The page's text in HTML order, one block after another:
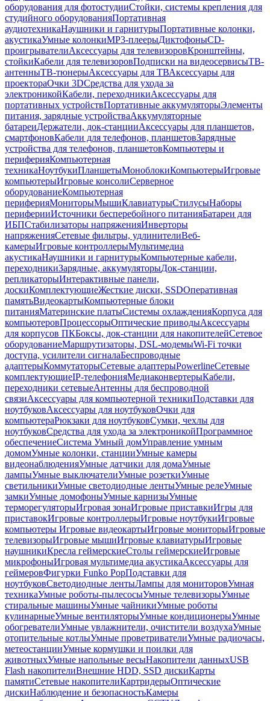
оборудования для фотостудииСтойки, системы крепления для
студийного оборудованияПортативная
аудиотехникаНаушники и гарнитурыПортативные колонки,
акустикаУмные колонкиMP3-плеерыДиктофоныCD-
проигрывателиАксессуары для телевизоровКронштейны,
стойкиКабели для телевизоровПодписки на видеосервисыТВ-
антенныТВ-тюнерыАксессуары для ТВАксессуары для
проектораОчки 3DСредства для ухода за
электроникойКабели, переходникиАксессуары для
портативных устройствПортативные аккумуляторыЭлементы
питания, зарядные устройстваАккумуляторные
батареиДержатели, док-станцииАксессуары для планшетов,
смартфоновКабели для телефонов, планшетовЗарядные
устройства для телефонов, планшетовКомпьютеры и
периферияКомпьютерная
техникаНоутбукиПланшетыМоноблокиКомпьютерыИгровые
компьютерыИгровые консолиСерверное
оборудованиеКомпьютерная
периферияМониторыМышиКлавиатурыСтилусыНаборы
периферииИсточники бесперебойного питанияБатареи для
ИБПСтабилизаторы напряженияИнверторы
напряженияСетевые фильтры, удлинителиВеб-
камерыИгровые контроллерыМультимедиа
акустикаНаушники и гарнитурыКомпьютерные кабели,
переходникиЗарядные, аккумуляторыДок-станции,
репликаторыИнтерактивные панели,
доскиКомплектующиеЖесткие диски, SSDОперативная
памятьВидеокартыКомпьютерные блоки
питанияМатеринские платыСистемы охлажденияКорпуса для
компьютеровПроцессорыОптические приводыАксессуары
для корпусов ПКБоксы, док-станции для накопителейСетевое
оборудованиеМаршрутизаторы, DSL-модемыWi-Fi точки
доступа, усилители сигналаБеспроводные
адаптерыКоммутаторыСетевые адаптерыPowerlineСетевые
комплектующиеIP-телефонияМедиаконвертерыКабели,
переходники сетевыеАнтенны для беспроводной
связиАксессуары для компьютерной техникиПодставки для
ноутбуковАксессуары для ноутбуковОчки для
компьютераРюкзаки для ноутбуковСумки, чехлы для
ноутбуковСредства для ухода за электроникойПрограммное
обеспечениеСистема Умный домУправление умным
домомУмные колонки, станцииУмные камеры
видеонаблюденияУмные датчики для домаУмные
лампыУмные выключателиУмные розеткиУмные
светильникиУмные светодиодные лентыУмные релеУмные
замкиУмные домофоныУмные карнизыУмные
терморегуляторыИгровая зонаИгровые приставкиИгры для
приставокИгровые контроллерыИгровые ноутбукиИгровые
компьютеры Игровые видеокартыИгровые мониторыИгровые
телевизорыИгровые мышиИгровые клавиатурыИгровые
наушникиКресла геймерскиеСтолы геймерскиеИгровые
микрофоныИгровая мультимедиа акустикаАксессуары для
геймеровФигурки Funko PopПодставки для
ноутбуковСветодиодные лентыЛампы для мониторовУмная
техникаУмные роботы-пылесосыУмные телевизорыУмные
стиральные машиныУмные чайникиУмные роботы
кулинарныеУмные вентиляторыУмные кондиционерыУмные
обогревателиУмные увлажнители, очистители воздухаУмные
отопительные котлыУмные проветривателиУмные радиочасы,
метеостанцииУмные кормушки и поилки для
животныхУмные напольные весыНакопители данныхUSB
Flash накопителиВнешние HDD, SSD дискиКарты
памятиСетевые накопителиКартридерыОптические
дискиНаблюдение и безопасностьКамеры